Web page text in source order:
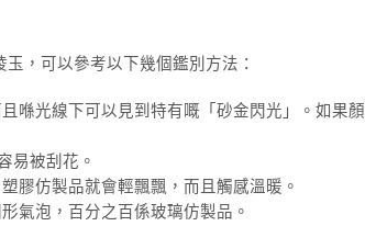
，可以參考以下幾個鑑別方法：
喺光線下可以見到特有嘅「砂金閃光」。如果顏
易被刮花。
膠仿製品就會輕飄飄，而且觸感溫暖。
氣泡，百分之百係玻璃仿製品。